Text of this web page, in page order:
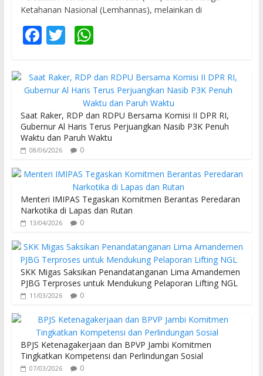
Ketahanan Nasional (Lemhannas), melainkan di
F
e
b
o
o
k
T
itt
er
W
at
s
A
p
p
Saat Raker, RDP dan RDPU Bersama Komisi II DPR RI,
Gubernur Al Haris Terus Perjuangkan Nasib P3K Penuh
Waktu dan Paruh Waktu
08/06/2026 0
Menteri IMIPAS Tegaskan Komitmen Berantas Peredaran
Narkotika di Lapas dan Rutan
13/04/2026 0
SKK Migas Saksikan Penandatanganan Lima Amandemen
PJBG Terproses untuk Mendukung Pelaporan Lifting NGL
11/03/2026 0
BPJS Ketenagakerjaan dan BPVP Jambi Komitmen
Tingkatkan Kompetensi dan Perlindungan Sosial
07/03/2026 0